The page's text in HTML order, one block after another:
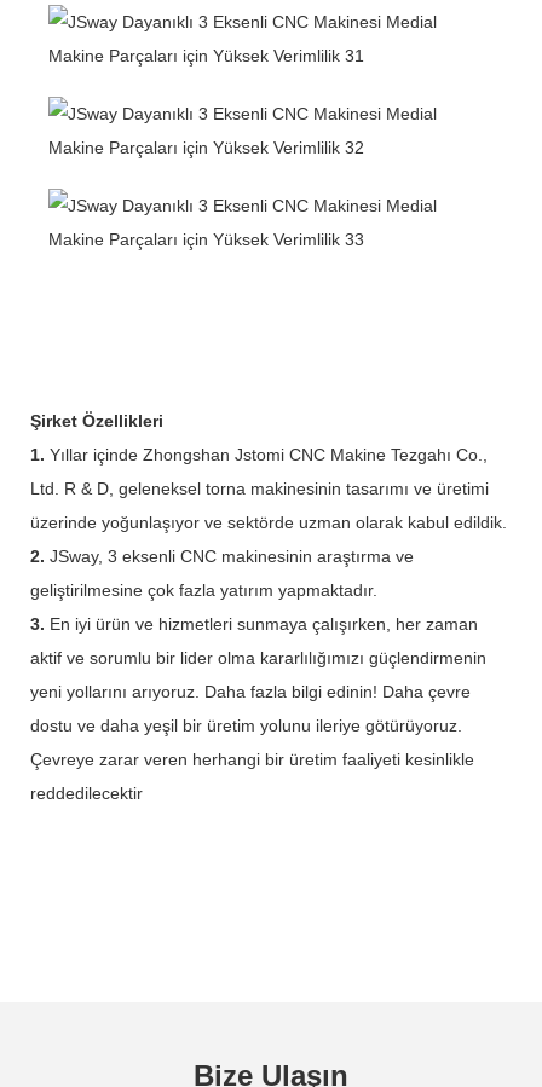
Şirket Özellikleri
1. Yıllar içinde Zhongshan Jstomi CNC Makine Tezgahı Co.,
Ltd. R & D, geleneksel torna makinesinin tasarımı ve üretimi
üzerinde yoğunlaşıyor ve sektörde uzman olarak kabul edildik.
2. JSway, 3 eksenli CNC makinesinin araştırma ve
geliştirilmesine çok fazla yatırım yapmaktadır.
3. En iyi ürün ve hizmetleri sunmaya çalışırken, her zaman
aktif ve sorumlu bir lider olma kararlılığımızı güçlendirmenin
yeni yollarını arıyoruz. Daha fazla bilgi edinin! Daha çevre
dostu ve daha yeşil bir üretim yolunu ileriye götürüyoruz.
Çevreye zarar veren herhangi bir üretim faaliyeti kesinlikle
reddedilecektir
Bize Ulaşın